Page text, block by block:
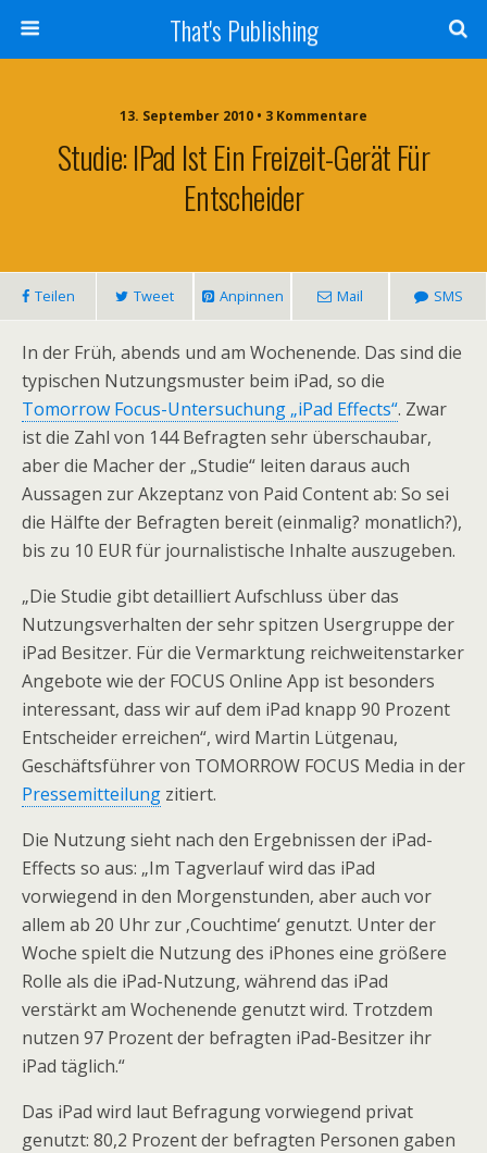
That's Publishing
13. September 2010 • 3 Kommentare
Studie: IPad Ist Ein Freizeit-Gerät Für
Entscheider
Teilen Tweet Anpinnen Mail SMS
In der Früh, abends und am Wochenende. Das sind die
typischen Nutzungsmuster beim iPad, so die
Tomorrow Focus-Untersuchung „iPad Effects“. Zwar
ist die Zahl von 144 Befragten sehr überschaubar,
aber die Macher der „Studie“ leiten daraus auch
Aussagen zur Akzeptanz von Paid Content ab: So sei
die Hälfte der Befragten bereit (einmalig? monatlich?),
bis zu 10 EUR für journalistische Inhalte auszugeben.
„Die Studie gibt detailliert Aufschluss über das
Nutzungsverhalten der sehr spitzen Usergruppe der
iPad Besitzer. Für die Vermarktung reichweitenstarker
Angebote wie der FOCUS Online App ist besonders
interessant, dass wir auf dem iPad knapp 90 Prozent
Entscheider erreichen“, wird Martin Lütgenau,
Geschäftsführer von TOMORROW FOCUS Media in der
Pressemitteilung zitiert.
Die Nutzung sieht nach den Ergebnissen der iPad-
Effects so aus: „Im Tagverlauf wird das iPad
vorwiegend in den Morgenstunden, aber auch vor
allem ab 20 Uhr zur ‚Couchtime‘ genutzt. Unter der
Woche spielt die Nutzung des iPhones eine größere
Rolle als die iPad-Nutzung, während das iPad
verstärkt am Wochenende genutzt wird. Trotzdem
nutzen 97 Prozent der befragten iPad-Besitzer ihr
iPad täglich.“
Das iPad wird laut Befragung vorwiegend privat
genutzt: 80,2 Prozent der befragten Personen gaben